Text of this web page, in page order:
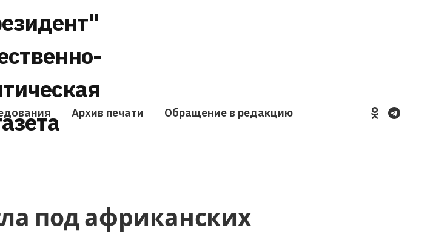
Архив печати Обращение в редакцию YouTubeVKontakte
LinkedIn
Flickr
под африканских